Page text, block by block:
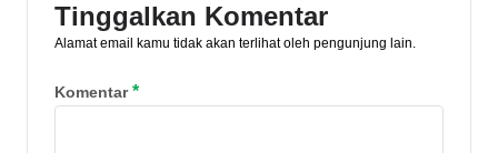
Tinggalkan Komentar
Alamat email kamu tidak akan terlihat oleh pengunjung lain.
Komentar*